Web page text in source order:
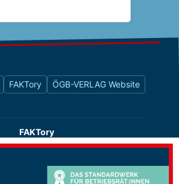
FAKTory ÖGB-VERLAG Website
FAKTory
Buchhandlung des ÖGB-Verlags
1010 Wien